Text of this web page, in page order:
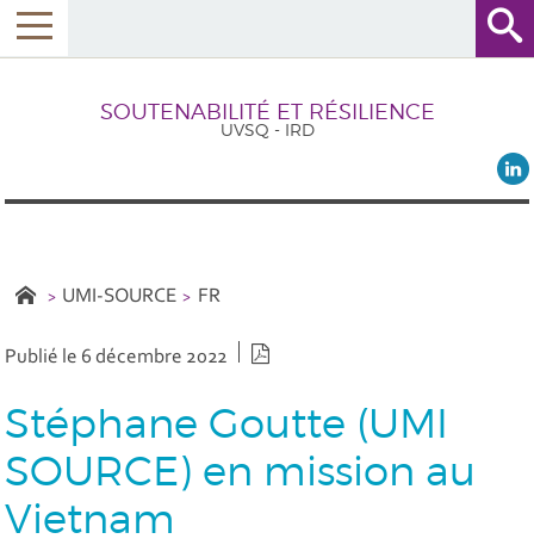
SOUTENABILITÉ ET RÉSILIENCE
UVSQ - IRD
UMI-SOURCE FR
Publié le 6 décembre 2022
Stéphane Goutte (UMI
SOURCE) en mission au
Vietnam